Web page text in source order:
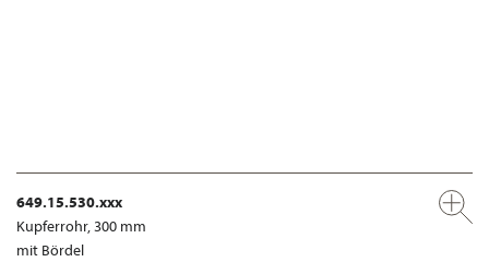
649.15.530.xxx
Kupferrohr, 300 mm
mit Bördel